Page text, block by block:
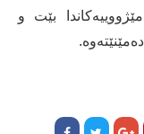
بێت و